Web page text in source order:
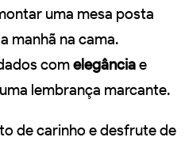
uma mesa posta
manhã na cama.
comelegânciae
lembrança marcante.
de carinho e desfrute de